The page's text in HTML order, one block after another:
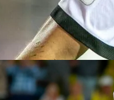
pensarlo con mi mujer,
no descarta seguir en